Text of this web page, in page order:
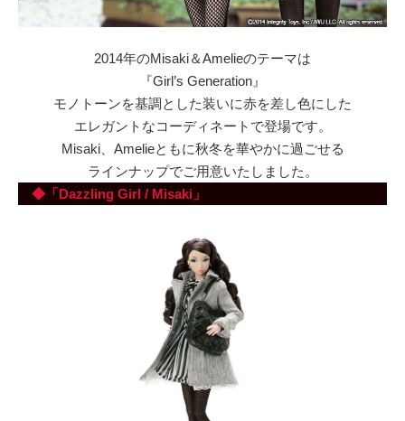
2014年のMisaki＆Amelieのテーマは
『Girl’s Generation』
モノトーンを基調とした装いに赤を差し色にした
エレガントなコーディネートで登場です。
Misaki、Amelieともに秋冬を華やかに過ごせる
ラインナップでご用意いたしました。
◆「Dazzling Girl / Misaki」